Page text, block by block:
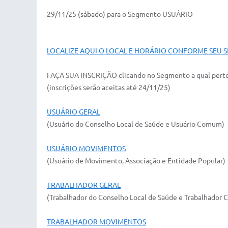
29/11/25 (sábado) para o Segmento USUÁRIO
LOCALIZE AQUI O LOCAL E HORÁRIO CONFORME SEU
FAÇA SUA INSCRIÇÃO clicando no Segmento a qual
(inscrições serão aceitas até 24/11/25)
USUÁRIO GERAL
(Usuário do Conselho Local de Saúde e Usuário Comum)
USUÁRIO MOVIMENTOS
(Usuário de Movimento, Associação e Entidade Popular)
TRABALHADOR GERAL
(Trabalhador do Conselho Local de Saúde e Trabalhador
TRABALHADOR MOVIMENTOS